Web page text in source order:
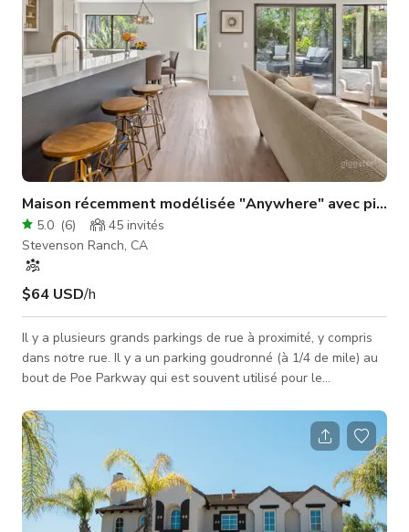
Maison récemment modélisée "Anywhere" avec
5.0 (6) 45 invités
Stevenson Ranch, CA
$64 USD/h
Il y a plusieurs grands parkings de rue à proximité, y compris
dans notre rue. Il y a un parking goudronné (à 1/4 de mile) au
bout de Poe Parkway qui est souvent utilisé pour le
parcs du comté de LA dans notre quartier (Richard Rioux Park
et Jake Kuredjian Park) louent des places de parking (à 0,5
mile). Les productions précédentes ont utilisé ces parkings
avec navettes (2-3 minutes en voiture). Contact pour le
parking Poe :